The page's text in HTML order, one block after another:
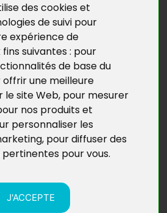
des cookies et
de suivi pour
expérience de
suivantes : pour
de base du
offrir une meilleure
le site Web, pour mesurer
nos produits et
personnaliser les
, pour diffuser des
pour vous.
J'ACCEPTE
et les
pour tous